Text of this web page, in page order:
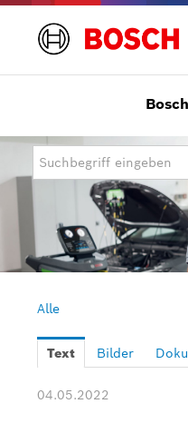
Presseinformationen
Allgemein/
Bosch
eBike Systems
Mobility
Power Tools
Alle
Text Bilder
04.05.2022